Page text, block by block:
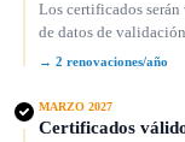
Los certificados
de datos de
→ 2 renovaciones/año
MARZO 2027
Certificados